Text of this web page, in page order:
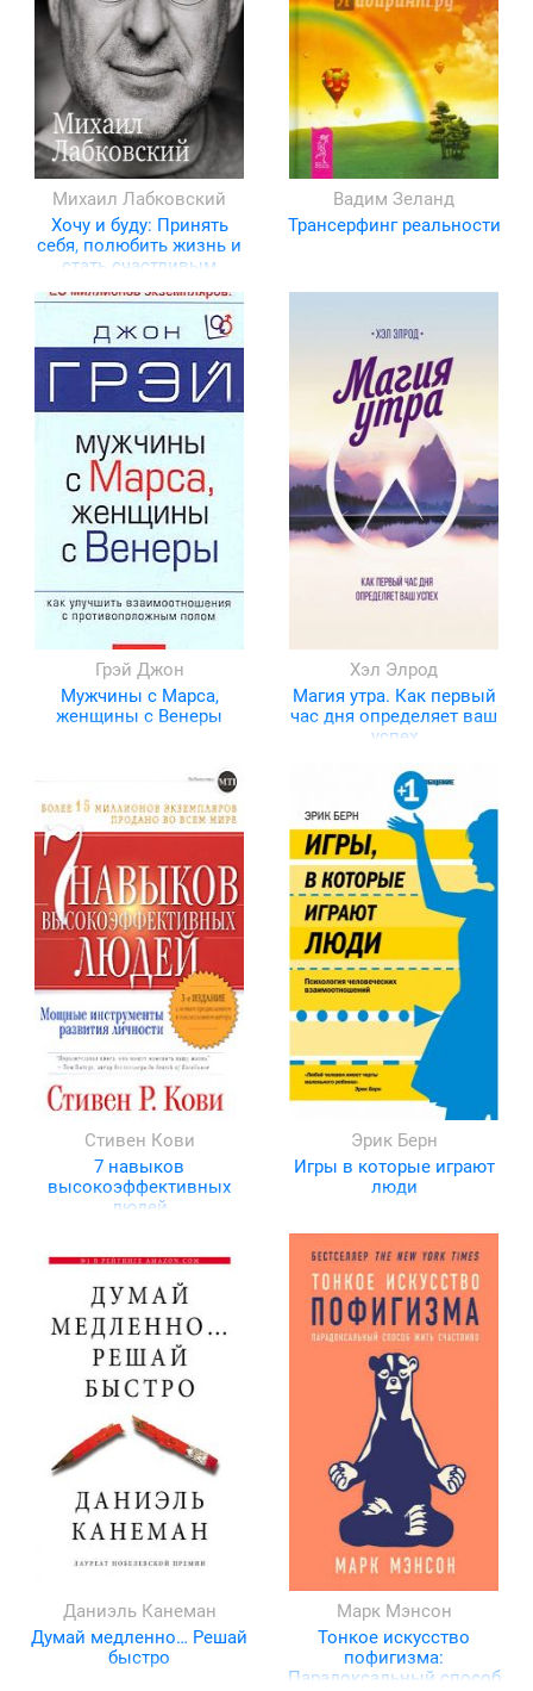
Михаил Лабковский
Хочу и буду: Принять
себя, полюбить жизнь и
стать счастливым
Вадим Зеланд
Трансерфинг реальности
Грэй Джон
Мужчины с Марса,
женщины с Венеры
Хэл Элрод
Магия утра. Как первый
час дня определяет ваш
успех
Стивен Кови
7 навыков
высокоэффективных
людей
Эрик Берн
Игры в которые играют
люди
Даниэль Канеман
Думай медленно… Решай
быстро
Марк Мэнсон
Тонкое искусство
пофигизма:
Парадоксальный способ